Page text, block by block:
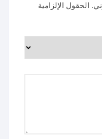
الحقول الإلزامية